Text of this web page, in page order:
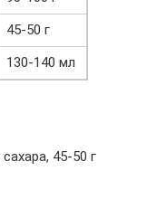
45-50 г
130-140 мл
45-50 г